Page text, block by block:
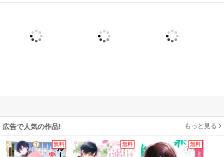
広告で人気の作品! もっと見る
無料 無料 無料